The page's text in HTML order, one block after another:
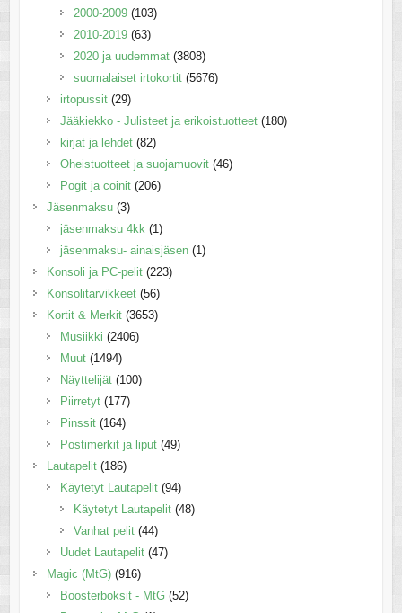
2000-2009 (103)
2010-2019 (63)
2020 ja uudemmat (3808)
suomalaiset irtokortit (5676)
irtopussit (29)
Jääkiekko - Julisteet ja erikoistuotteet (180)
kirjat ja lehdet (82)
Oheistuotteet ja suojamuovit (46)
Pogit ja coinit (206)
Jäsenmaksu (3)
jäsenmaksu 4kk (1)
jäsenmaksu- ainaisjäsen (1)
Konsoli ja PC-pelit (223)
Konsolitarvikkeet (56)
Kortit & Merkit (3653)
Musiikki (2406)
Muut (1494)
Näyttelijät (100)
Piirretyt (177)
Pinssit (164)
Postimerkit ja liput (49)
Lautapelit (186)
Käytetyt Lautapelit (94)
Käytetyt Lautapelit (48)
Vanhat pelit (44)
Uudet Lautapelit (47)
Magic (MtG) (916)
Boosterboksit - MtG (52)